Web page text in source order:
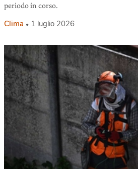
periodo in corso.
Clima 1 luglio 2026